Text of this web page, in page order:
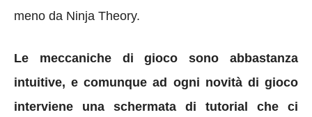
meno da Ninja Theory.
Le meccaniche di gioco sono abbastanza
intuitive, e comunque ad ogni novità di gioco
interviene una schermata di tutorial che ci